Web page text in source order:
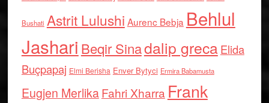
Bushati Astrit Lulushi Aurenc Bebja Behlul
Jashari Beqir Sinadalip grecaElida
Buçpapaj Elmi Berisha Enver Bytyci Ermira Babamusta
Eugjen MerlikaFahri Xharra Frank